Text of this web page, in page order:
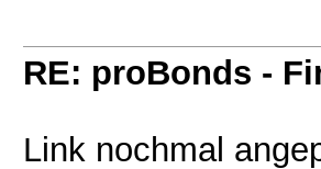
RE: proBonds -
Link nochmal